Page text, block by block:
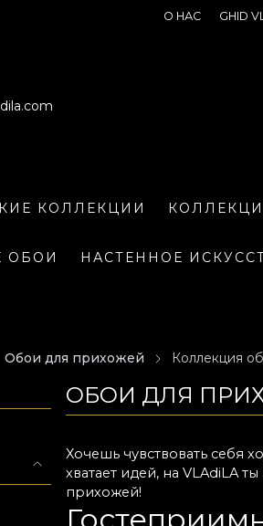
О НАС GHID
КОЛЛЕКЦИИ
ОБОИ НАСТЕННОЕ
Обои для прихожей Коллекция
ОБОИ ДЛЯ
Хочешь чувствовать себя
хватает идей, на VLAdiLA
прихожей!